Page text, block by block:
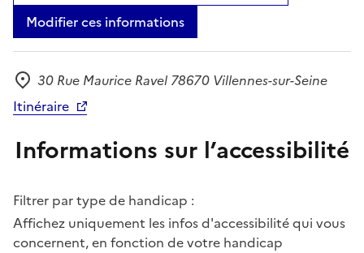
Modifier ces informations
Adresse
30 Rue Maurice Ravel 78670 Villennes-sur-Seine
Itinéraire
Informations sur l’accessibilité
Filtrer par type de handicap :
Affichez uniquement les infos d'accessibilité qui vous
concernent, en fonction de votre handicap